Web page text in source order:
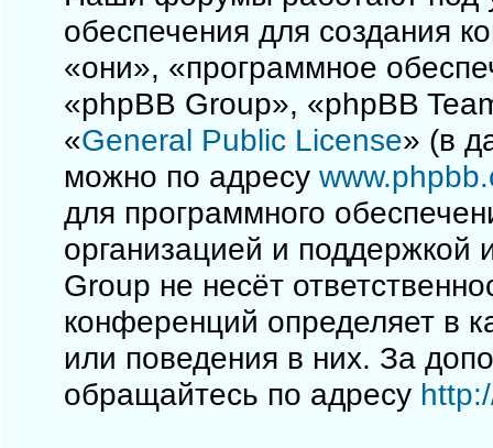
обеспечения для создания
«они», «программное
«phpBB Group», «phpBB
«General Public License» (в
можно по адресу
для программного
организацией и поддержкой
Group не несёт
конференций определяет в
или поведения в них. За
обращайтесь по адресу